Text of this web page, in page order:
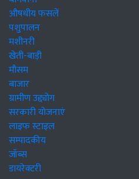
औषधीय फसलें
पशुपालन
मशीनरी
खेती-बाड़ी
मौसम
बाजार
ग्रामीण उद्द्योग
सरकारी योजनाएं
लाइफ स्टाइल
सम्पादकीय
जॉब्स
डायरेक्टरी